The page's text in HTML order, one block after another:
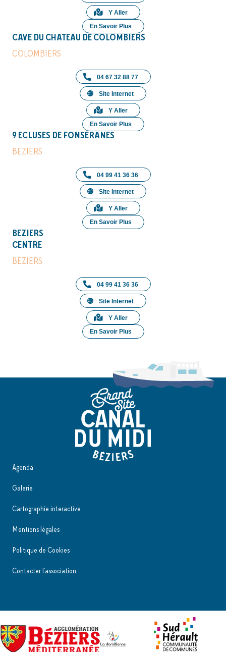
Y Aller
En Savoir Plus
CAVE DU CHATEAU DE COLOMBIERS
COLOMBIERS
04 67 32 88 77
Site Internet
Y Aller
En Savoir Plus
9 ECLUSES DE FONSERANES
BEZIERS
04 99 41 36 36
Site Internet
Y Aller
En Savoir Plus
BEZIERS
CENTRE
BEZIERS
04 99 41 36 36
Site Internet
Y Aller
En Savoir Plus
Agenda
Galerie
Cartographie interactive
Mentions légales
Politique de Cookies
Contacter l'association